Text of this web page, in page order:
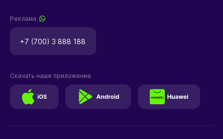
Реклама
+7 (700) 3 888 188
Скачать наше приложение